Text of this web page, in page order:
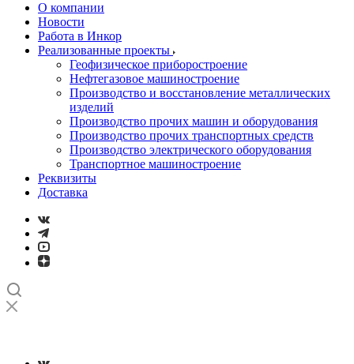
О компании
Новости
Работа в Инкор
Реализованные проекты
Геофизическое приборостроение
Нефтегазовое машиностроение
Производство и восстановление металлических
изделий
Производство прочих машин и оборудования
Производство прочих транспортных средств
Производство электрического оборудования
Транспортное машиностроение
Реквизиты
Доставка